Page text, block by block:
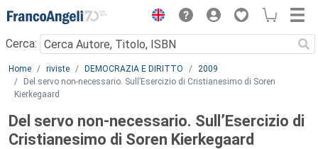
Menu
Cerca:
Main content
Home riviste DEMOCRAZIA E DIRITTO
2009
Del servo non-necessario. Sull’Esercizio di Cristianesimo di Soren
Kierkegaard
Del servo non-necessario. Sull’Esercizio di
Cristianesimo di Soren Kierkegaard